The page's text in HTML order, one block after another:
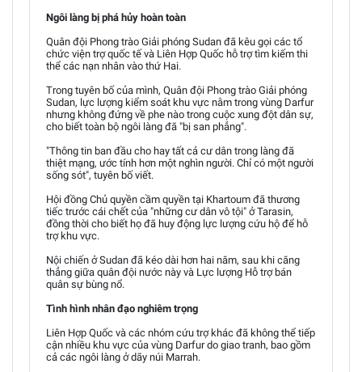
Ngôi làng bị phá hủy hoàn toàn
Quân đội Phong trào Giải phóng Sudan đã kêu gọi các tổ
chức viện trợ quốc tế và Liên Hợp Quốc hỗ trợ tìm kiếm thi
thể các nạn nhân vào thứ Hai.
Trong tuyên bố của mình, Quân đội Phong trào Giải phóng
Sudan, lực lượng kiểm soát khu vực nằm trong vùng Darfur
nhưng không đứng về phe nào trong cuộc xung đột dân sự,
cho biết toàn bộ ngôi làng đã "bị san phẳng".
"Thông tin ban đầu cho hay tất cả cư dân trong làng đã
thiệt mạng, ước tính hơn một nghìn người. Chỉ có một người
sống sót", tuyên bố viết.
Hội đồng Chủ quyền cầm quyền tại Khartoum đã thương
tiếc trước cái chết của "những cư dân vô tội" ở Tarasin,
đồng thời cho biết họ đã huy động lực lượng cứu hộ để hỗ
trợ khu vực.
Nội chiến ở Sudan đã kéo dài hơn hai năm, sau khi căng
thẳng giữa quân đội nước này và Lực lượng Hỗ trợ bán
quân sự bùng nổ.
Tình hình nhân đạo nghiêm trọng
Liên Hợp Quốc và các nhóm cứu trợ khác đã không thể tiếp
cận nhiều khu vực của vùng Darfur do giao tranh, bao gồm
cả các ngôi làng ở dãy núi Marrah.